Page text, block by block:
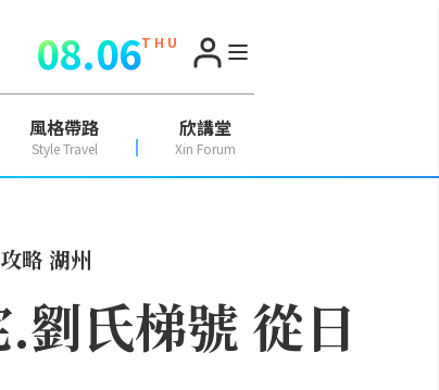
08.06T H U
風格帶路
Style Travel
欣講堂
Xin Forum
略 湖州
劉氏梯號 從日